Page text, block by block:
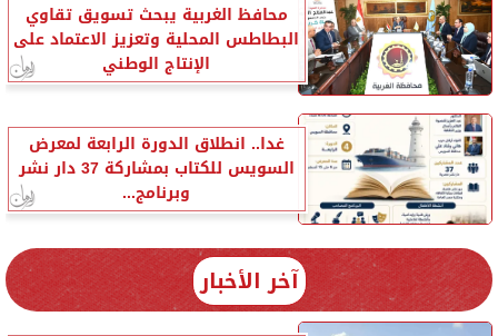
محافظ الغربية يبحث تسويق تقاوي
البطاطس المحلية وتعزيز الاعتماد على
الإنتاج الوطني
غدا.. انطلاق الدورة الرابعة لمعرض
السويس للكتاب بمشاركة 37 دار نشر
وبرنامج...
آخر الأخبار